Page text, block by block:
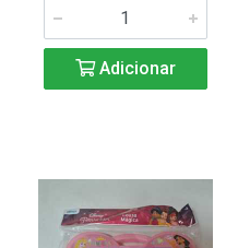
Adicionar